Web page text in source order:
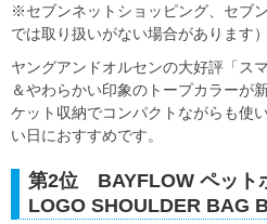
※セブンネットショッピング、セブ
では取り扱いがない場合があります）
ヤングアンドオルセンの大好評「ス
＆やわらかい印象のトープカラーが
ケット収納でコンパクトながらも使
い日におすすめです。
第2位 BAYFLOW ペット
LOGO SHOULDER BAG